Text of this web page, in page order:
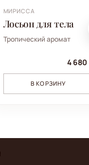
МИРИССА
Лосьон для тела
Тропический аромат
4 680
В КОРЗИНУ